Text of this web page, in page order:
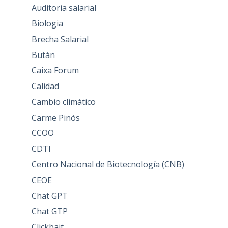
Auditoria salarial
Biologia
Brecha Salarial
Bután
Caixa Forum
Calidad
Cambio climático
Carme Pinós
CCOO
CDTI
Centro Nacional de Biotecnología (CNB)
CEOE
Chat GPT
Chat GTP